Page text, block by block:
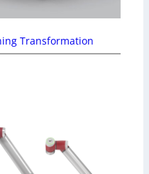
Transformation